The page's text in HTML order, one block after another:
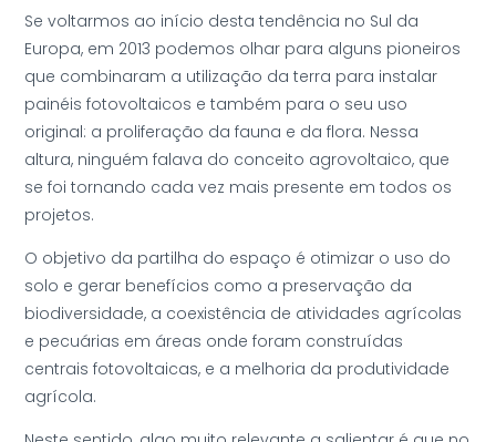
Se voltarmos ao início desta tendência no Sul da
Europa, em 2013 podemos olhar para alguns pioneiros
que combinaram a utilização da terra para instalar
painéis fotovoltaicos e também para o seu uso
original: a proliferação da fauna e da flora. Nessa
altura, ninguém falava do conceito agrovoltaico, que
se foi tornando cada vez mais presente em todos os
projetos.
O objetivo da partilha do espaço é otimizar o uso do
solo e gerar benefícios como a preservação da
biodiversidade, a coexistência de atividades agrícolas
e pecuárias em áreas onde foram construídas
centrais fotovoltaicas, e a melhoria da produtividade
agrícola.